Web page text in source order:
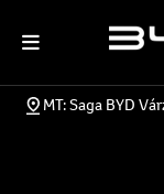
MT: Saga BYD